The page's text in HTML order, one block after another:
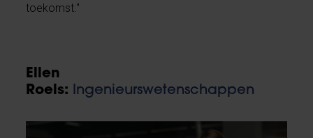
toekomst."
Ellen
Roels:
Ingenieurswetenschappen